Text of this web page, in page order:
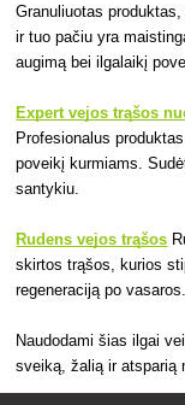
Granuliuotas
ir tuo pačiu yra
augimą bei ilgalaikį
Expert vejos trąšos
Profesionalus
poveikį kurmiams.
santykiu.
Rudens vejos trąšos
skirtos trąšos, kurios
regeneraciją po vasaros.
Naudodami šias ilgai
sveiką, žalią ir atsparią